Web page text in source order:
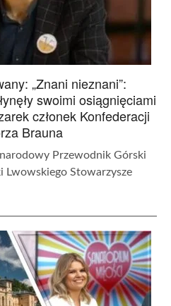
„Znani nieznani”:
swoimi osiągnięciami
członek Konfederacji
Brauna
Przewodnik Górski
Lwowskiego Stowarzysze